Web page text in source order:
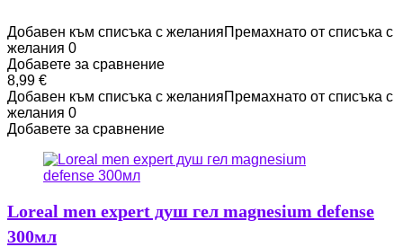
Добавен към списъка с желанияПремахнато от списъка с
желания 0
Добавете за сравнение
8,99 €
Добавен към списъка с желанияПремахнато от списъка с
желания 0
Добавете за сравнение
Loreal men expert душ гел magnesium defense
300мл